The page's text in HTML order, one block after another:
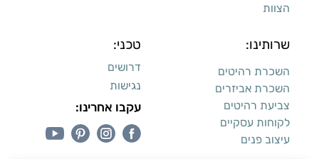
הצוות
שרותינו:
השכרת רהיטים
השכרת אביזרים
צביעת רהיטים
לקוחות עסקיים
עיצוב פנים
טכני:
דרושים
נגישות
עקבו אחרינו: